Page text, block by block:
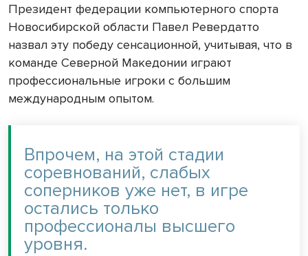
Президент федерации компьютерного спорта
Новосибирской области Павел Ревердатто
назвал эту победу сенсационной, учитывая, что в
команде Северной Македонии играют
профессиональные игроки с большим
международным опытом.
Впрочем, на этой стадии
соревнований, слабых
соперников уже нет, в игре
остались только
профессионалы высшего
уровня.